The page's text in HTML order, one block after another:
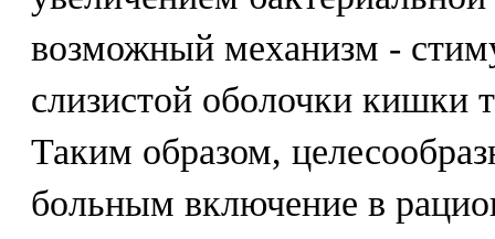
возможный механизм -
слизистой оболочки кишки
Таким образом,
больным включение в